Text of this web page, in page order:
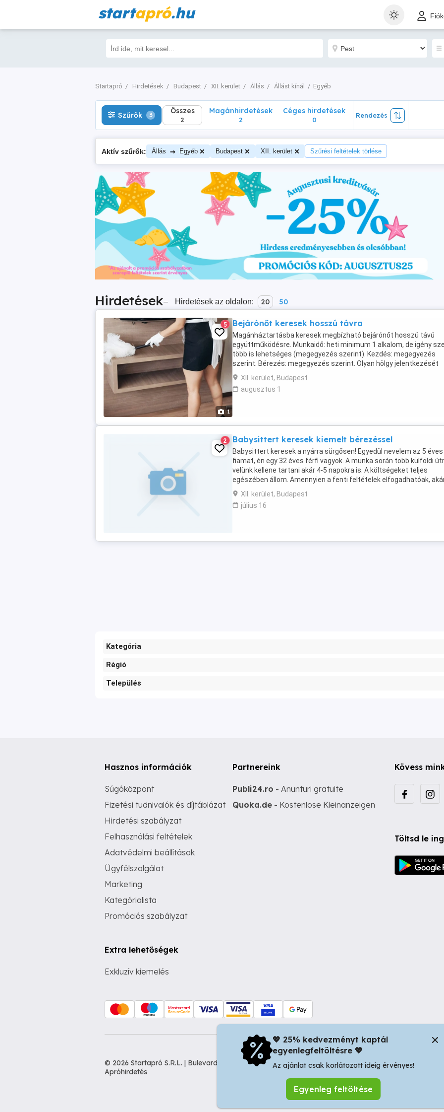
startapró.hu
Startapró Hirdetések Budapest XII. kerület Állás Állást kínál Egyéb
Szűrők 3 Összes
2
Szűrők 3 Összes
2
Magánhirdetések
2
Céges hirdetések
0
Rendezés
Aktív szűrők: Állás → Egyéb Budapest XII. kerület Szűrési feltételek törlése
Hirdetések– Hirdetések az oldalon: 20 50
1
5 Bejárónőt keresek hosszú távra
Magánháztartásba keresek megbízható bejárónőt hosszú távú
együttműködésre. Munkaidő: heti minimum 1 alkalom, de igény
több is lehetséges (megegyezés szerint). Kezdés: megegyezés
szerint. Bérezés: megegyezés szerint. Olyan hölgy jelentkezését
várom, aki igényes a munkájára, megbízható, diszkrét ...
XII. kerület, Budapest
augusztus 1
2 Babysittert keresek kiemelt bérezéssel
Babysittert keresek a nyárra sürgősen! Egyedül nevelem az 5 éves
fiamat, én egy 32 éves férfi vagyok. A munka során több külföldi
velünk kellene tartani akár 4-5 napokra is. A költségeket teljes
egészében állom. Amennyien a fenti feltételek elfogadhatóak,
részben, várom fényképes bemutatkozásodat. A ...
XII. kerület, Budapest
július 16
Kategória
Régió
Település
Keresés mentése
Hasznos információk
Súgóközpont
Fizetési tudnivalók és díjtáblázat
Hirdetési szabályzat
Felhasználási feltételek
Adatvédelmi beállítások
Ügyfélszolgálat
Marketing
Kategórialista
Promóciós szabályzat
Extra lehetőségek
Exkluzív kiemelés
Partnereink
Publi24.ro - Anunturi gratuite
Quoka.de - Kostenlose Kleinanzeigen
Kövess
Töltsd le
© 2026 Startapró S.R.L. | Bulevardul Dacia nr 34, Oradea 410346, Romania | Tax ID: RO44483373 -
Apróhirdetés
💖 25% kedvezményt kaptál
egyenlegfeltöltésre 💖
Az ajánlat csak korlátozott ideig érvényes!
Egyenleg feltöltése